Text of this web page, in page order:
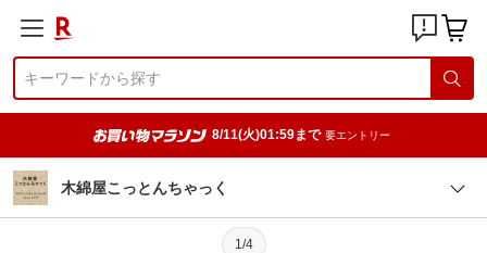
8/11(火)01:59まで 要エントリー
木綿屋こっとんちゃっく
1/4